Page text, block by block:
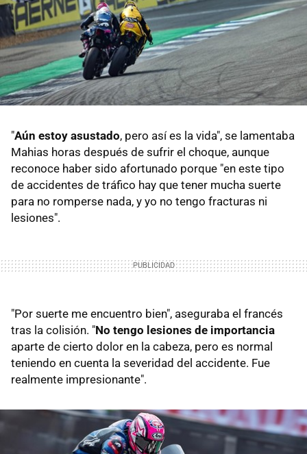
"Aún estoy asustado, pero así es la vida", se lamentaba
Mahias horas después de sufrir el choque, aunque
reconoce haber sido afortunado porque "en este tipo
de accidentes de tráfico hay que tener mucha suerte
para no romperse nada, y yo no tengo fracturas ni
lesiones".
"Por suerte me encuentro bien", aseguraba el francés
tras la colisión. "No tengo lesiones de importancia
aparte de cierto dolor en la cabeza, pero es normal
teniendo en cuenta la severidad del accidente. Fue
realmente impresionante".